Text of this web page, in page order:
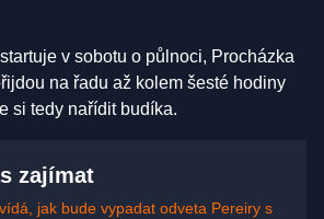
v sobotu o půlnoci, Procházka
na řadu až kolem šesté hodiny
si tedy nařídit budíka.
zajímat
jak bude vypadat odveta Pereiry s